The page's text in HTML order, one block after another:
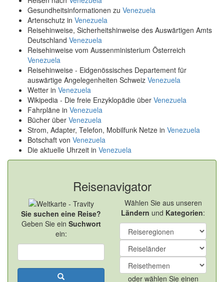
Gesundheitsinformationen zu Venezuela
Artenschutz in Venezuela
Reisehinweise, Sicherheitshinweise des Auswärtigen Amts
Deutschland Venezuela
Reisehinweise vom Aussenministerium Österreich
Venezuela
Reisehinweise - Eidgenössisches Departement für
auswärtige Angelegenheiten Schweiz Venezuela
Wetter in Venezuela
Wikipedia - Die freie Enzyklopädie über Venezuela
Fahrpläne in Venezuela
Bücher über Venezuela
Strom, Adapter, Telefon, Mobilfunk Netze in Venezuela
Botschaft von Venezuela
Die aktuelle Uhrzeit in Venezuela
Reisenavigator
Sie suchen eine Reise?
Geben Sie ein Suchwort
ein:
Wählen Sie aus unseren
Ländern und Kategorien:
oder wählen Sie einen